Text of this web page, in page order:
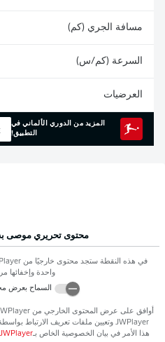
مسافة الجري (كم)
السرعة (كم/س)
العرضيات
المزيد من الدوري الألماني في
التطبيق!
محتوى تحريري موصى
في هذه النقطة ستجد محتوى خارجيًا من
واحدة وإخفائها
السماح بعرض
أوافق على عرض المحتوى الخارجي من
JWPlayer وتعيين ملفات تعريف الارتباط
هذا الأمر في بيان الخصوصية الخاص بـJWPlayer